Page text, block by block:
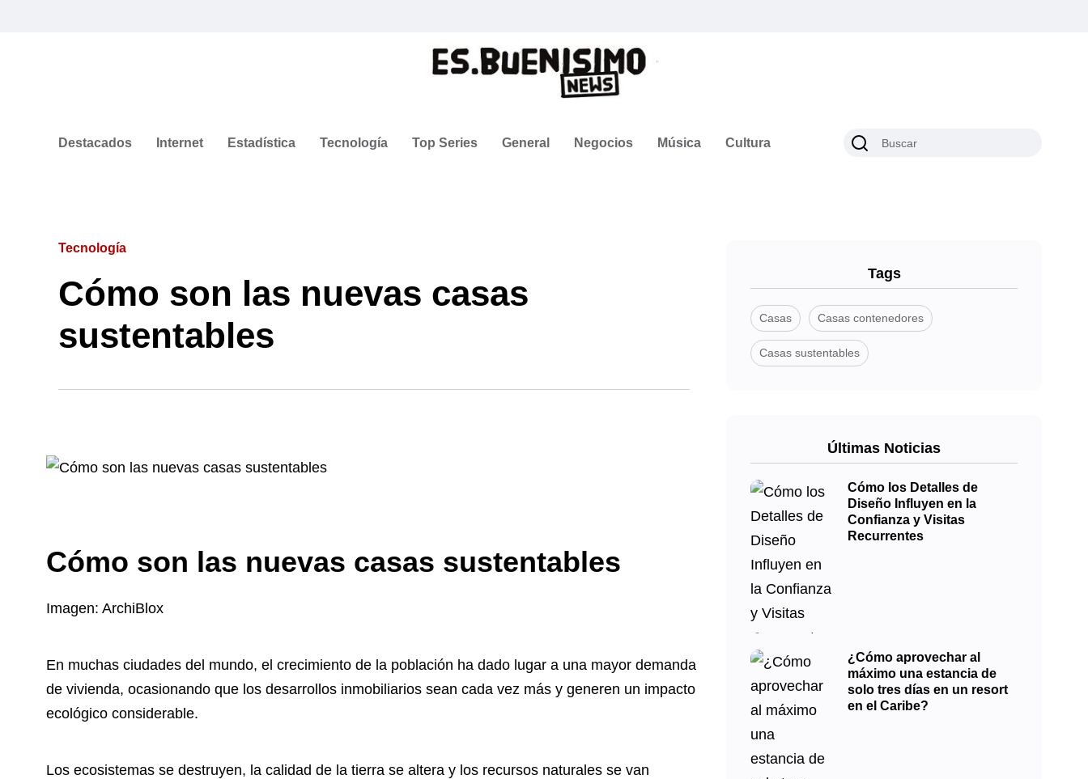
Destacados Internet Estadística Tecnología Top Series General Negocios Música Cultura
Tecnología
Cómo son las nuevas casas
sustentables
Cómo son las nuevas casas sustentables
Imagen: ArchiBlox
En muchas ciudades del mundo, el crecimiento de la población ha dado lugar a una mayor demanda
de vivienda, ocasionando que los desarrollos inmobiliarios sean cada vez más y generen un impacto
ecológico considerable.
Los ecosistemas se destruyen, la calidad de la tierra se altera y los recursos naturales se van
Tags
Casas Casas contenedores
Casas sustentables
Últimas Noticias
Cómo los Detalles de
Diseño Influyen en la
Confianza y Visitas
Recurrentes
¿Cómo aprovechar al
máximo una estancia de
solo tres días en un resort
en el Caribe?